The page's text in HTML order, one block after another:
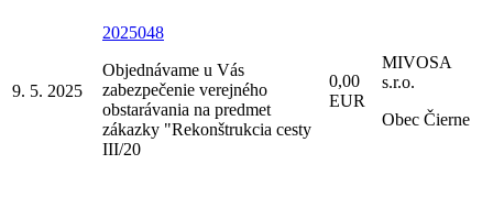
9. 5. 2025
2025048
Objednávame u Vás
zabezpečenie verejného
obstarávania na predmet
zákazky "Rekonštrukcia cesty
III/20
0,00
EUR
MIVOSA
s.r.o.
Obec Čierne